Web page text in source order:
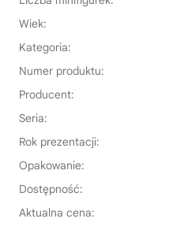
Wiek:
Kategoria:
Numer produktu:
Producent:
Seria:
Rok prezentacji:
Opakowanie:
Dostępność:
Aktualna cena: